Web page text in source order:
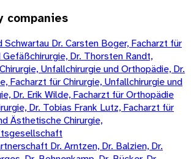
companies
Schwartau Dr. Carsten Boger, Facharzt für
Gefäßchirurgie, Dr. Thorsten Randt,
Unfallchirurgie und Orthopädie, Dr.
Facharzt für Chirurgie, Unfallchirurgie und
Dr. Erik Wilde, Facharzt für Orthopädie
Dr. Tobias Frank Lutz, Facharzt für
Ästhetische Chirurgie,
Dr. Arntzen, Dr. Balzien, Dr.